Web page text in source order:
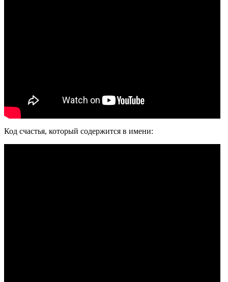
Код счастья, который содержится в имени: